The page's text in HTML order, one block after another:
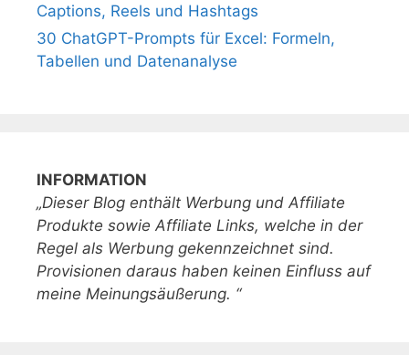
Captions, Reels und Hashtags
30 ChatGPT-Prompts für Excel: Formeln,
Tabellen und Datenanalyse
INFORMATION
„Dieser Blog enthält Werbung und Affiliate
Produkte sowie Affiliate Links, welche in der
Regel als Werbung gekennzeichnet sind.
Provisionen daraus haben keinen Einfluss auf
meine Meinungsäußerung. “